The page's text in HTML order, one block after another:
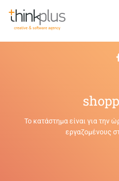
Think Plus
Το κατάστημα είναι για την
εργαζομένους